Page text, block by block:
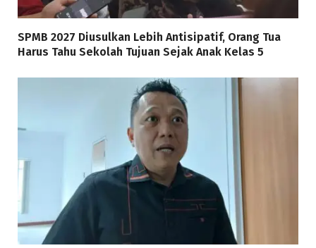
SPMB 2027 Diusulkan Lebih Antisipatif, Orang Tua
Harus Tahu Sekolah Tujuan Sejak Anak Kelas 5